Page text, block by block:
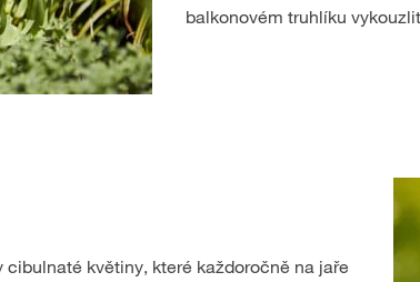
balkonovém truhlíku
květiny, které každoročně na jaře